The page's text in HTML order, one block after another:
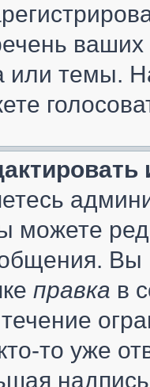
ваших
или темы.
можете
Вы
правка в
то уже